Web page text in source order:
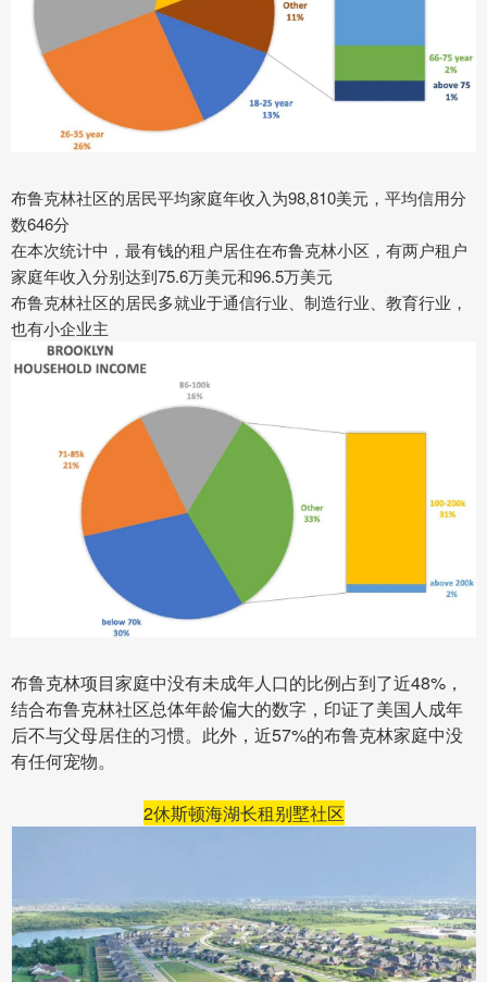
布鲁克林社区的居民平均家庭年收入为98,810美元，平均信用分
数646分
在本次统计中，最有钱的租户居住在布鲁克林小区，有两户租户
家庭年收入分别达到75.6万美元和96.5万美元
布鲁克林社区的居民多就业于通信行业、制造行业、教育行业，
也有小企业主
布鲁克林项目家庭中没有未成年人口的比例占到了近48%，
结合布鲁克林社区总体年龄偏大的数字，印证了美国人成年
后不与父母居住的习惯。 此外，近57%的布鲁克林家庭中没
有任何宠物。
2休斯顿海湖长租别墅社区